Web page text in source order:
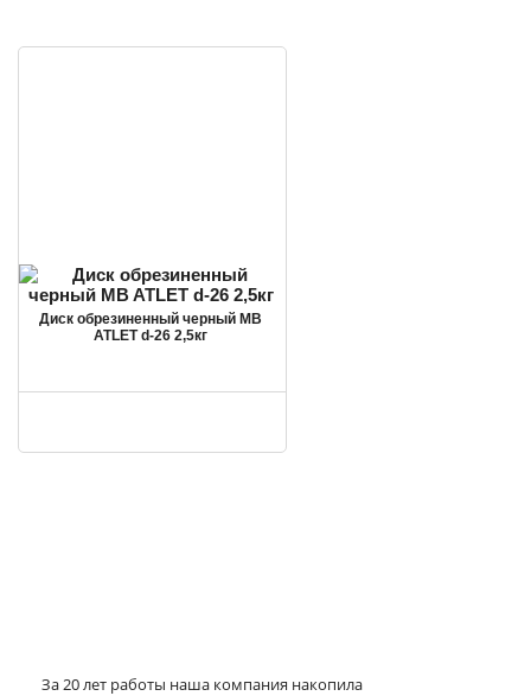
Диск обрезиненный черный MB
ATLET d-26 2,5кг
За 20 лет работы наша компания накопила